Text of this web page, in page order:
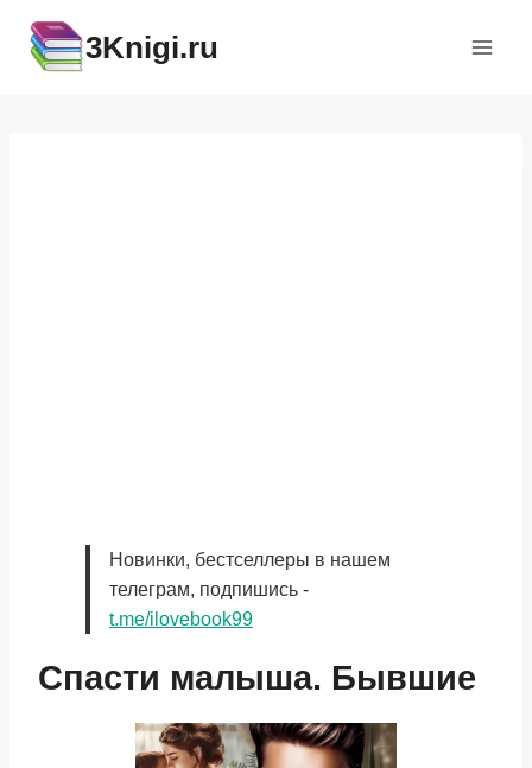
содержимому
3Knigi.ru
Новинки, бестселлеры в нашем
телеграм, подпишись -
t.me/ilovebook99
Спасти малыша. Бывшие